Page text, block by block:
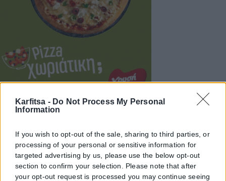
Karfitsa - Do Not Process My Personal
Information
If you wish to opt-out of the sale, sharing to third parties, or
processing of your personal or sensitive information for
targeted advertising by us, please use the below opt-out
section to confirm your selection. Please note that after
your opt-out request is processed you may continue seeing